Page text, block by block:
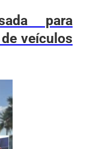
para
veículos